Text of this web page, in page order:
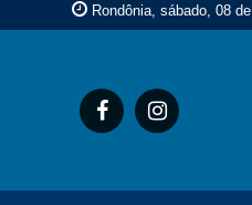
Rondônia, sábado, 08